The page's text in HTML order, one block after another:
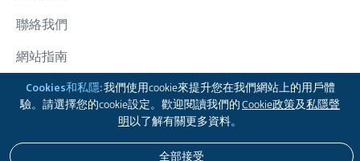
Cookies和私隱:我們使用cookie來提升您在我們網站上的用戶體
驗。請選擇您的cookie設定。歡迎閱讀我們的Cookie政策及私隱聲
明 以了解有關更多資料。
全部接受
聯絡我們
網站指南
太古集團